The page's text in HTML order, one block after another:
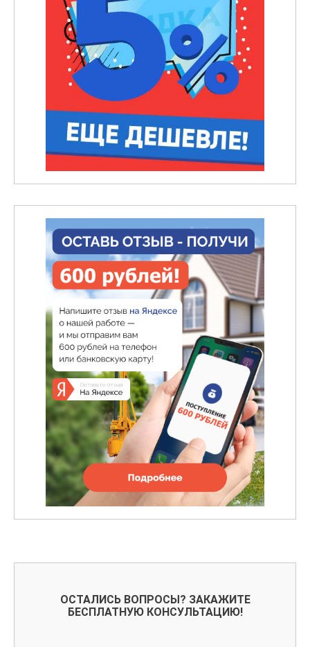
ОСТАЛИСЬ ВОПРОСЫ? ЗАКАЖИТЕ
БЕСПЛАТНУЮ КОНСУЛЬТАЦИЮ!